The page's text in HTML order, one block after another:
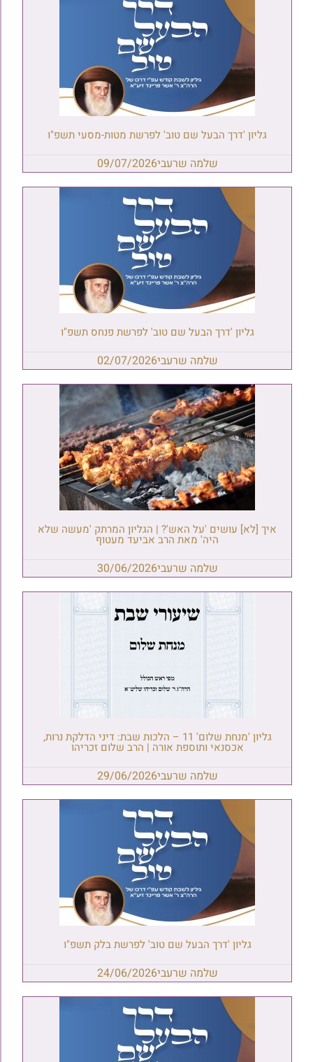
גליון 'דרך הבעל שם טוב' לפרשת מטות-מסעי תשפ"ו
שלמה שרעבי09/07/2026
גליון 'דרך הבעל שם טוב' לפרשת פנחס תשפ"ו
שלמה שרעבי02/07/2026
איך [לא] עושים 'על האש'? | הגליון המרתק 'מעשה שלא
היה' מאת הרב אביעד מעטוף
שלמה שרעבי30/06/2026
גליון 'מנחת שלום' 11 – הלכות שבת: דיני הדלקת נרות,
אכסנאי ותוספת אורה | הרב שלום זכריהו
שלמה שרעבי29/06/2026
גליון 'דרך הבעל שם טוב' לפרשת בלק תשפ"ו
שלמה שרעבי24/06/2026